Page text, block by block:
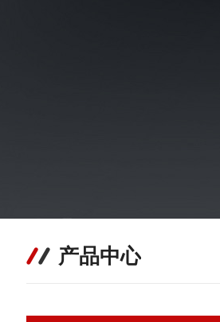
产品中心